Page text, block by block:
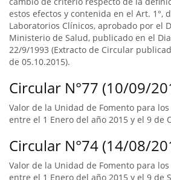
estos efectos y contenida en el Art. 1°,
Laboratorios Clínicos, aprobado por el
Ministerio de Salud, publicado en el
22/9/1993 (Extracto de Circular
de 05.10.2015).
Circular N°77 (10/09/
Valor de la Unidad de Fomento para
entre el 1 Enero del año 2015 y el 9 de
Circular N°74 (14/08/
Valor de la Unidad de Fomento para
entre el 1 Enero del año 2015 y el 9 de